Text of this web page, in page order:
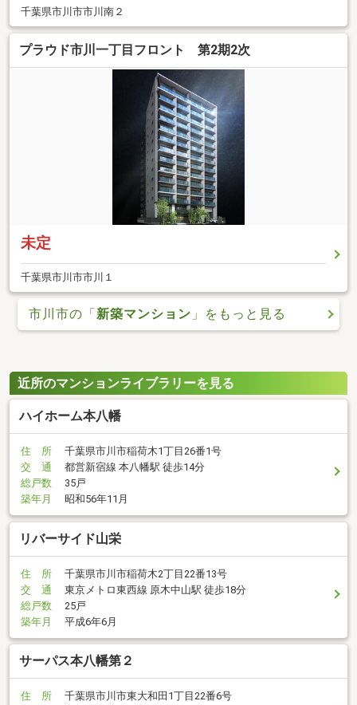
千葉県市川市市川南２
プラウド市川一丁目フロント 第2期2次
未定
千葉県市川市市川１
市川市の「 新築マンション 」をもっと見る
近所のマンションライブラリーを見る
ハイホーム本八幡
住 所
千葉県市川市稲荷木1丁目26番1号
交 通
都営新宿線 本八幡駅 徒歩14分
総戸数
35戸
築年月
昭和56年11月
リバーサイド山栄
住 所
千葉県市川市稲荷木2丁目22番13号
交 通
東京メトロ東西線 原木中山駅 徒歩18分
総戸数
25戸
築年月
平成6年6月
サーパス本八幡第２
住 所
千葉県市川市東大和田1丁目22番6号